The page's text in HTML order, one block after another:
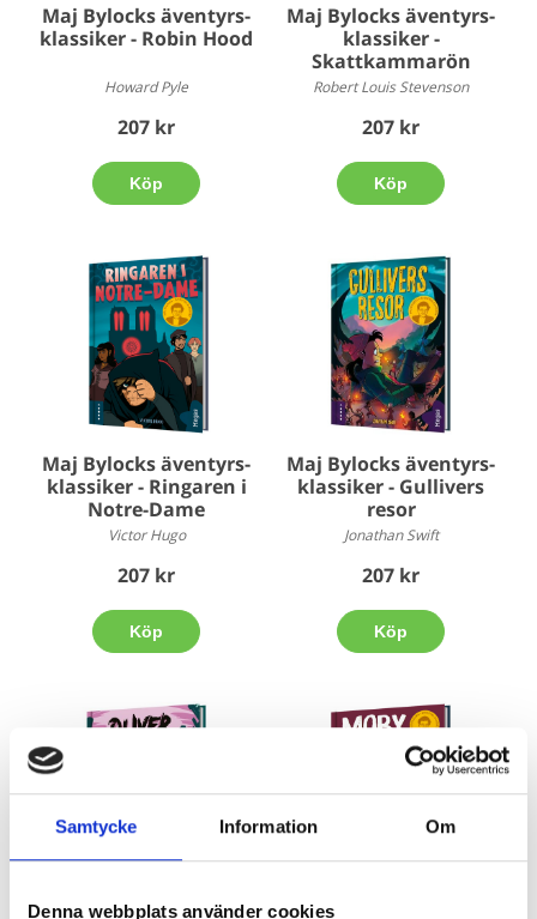
Samtycke Information Om
Denna webbplats använder cookies
Maj Bylocks äventyrs-
klassiker - Robin Hood
Howard Pyle
207 kr
Köp
Maj Bylocks äventyrs-
klassiker -
Skattkammarön
Robert Louis Stevenson
207 kr
Köp
Maj Bylocks äventyrs-
klassiker - Ringaren i
Notre-Dame
Victor Hugo
207 kr
Köp
Maj Bylocks äventyrs-
klassiker - Gullivers
resor
Jonathan Swift
207 kr
Köp
Maj Bylocks äventyrs- Maj Bylocks äventyrs-